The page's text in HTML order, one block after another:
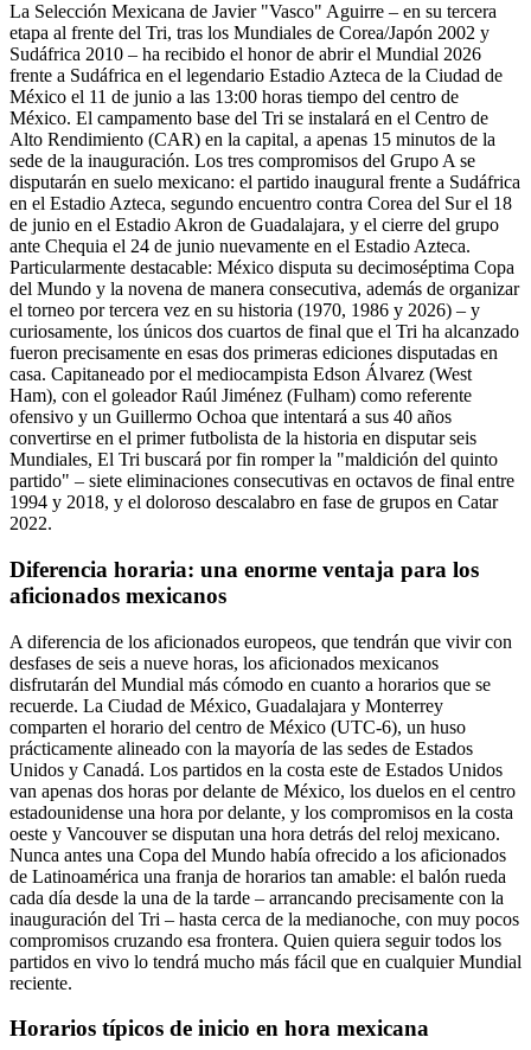
La Selección Mexicana de Javier "Vasco" Aguirre – en su tercera
etapa al frente del Tri, tras los Mundiales de Corea/Japón 2002 y
Sudáfrica 2010 – ha recibido el honor de abrir el Mundial 2026
frente a Sudáfrica en el legendario Estadio Azteca de la Ciudad de
México el 11 de junio a las 13:00 horas tiempo del centro de
México. El campamento base del Tri se instalará en el Centro de
Alto Rendimiento (CAR) en la capital, a apenas 15 minutos de la
sede de la inauguración. Los tres compromisos del Grupo A se
disputarán en suelo mexicano: el partido inaugural frente a Sudáfrica
en el Estadio Azteca, segundo encuentro contra Corea del Sur el 18
de junio en el Estadio Akron de Guadalajara, y el cierre del grupo
ante Chequia el 24 de junio nuevamente en el Estadio Azteca.
Particularmente destacable: México disputa su decimoséptima Copa
del Mundo y la novena de manera consecutiva, además de organizar
el torneo por tercera vez en su historia (1970, 1986 y 2026) – y
curiosamente, los únicos dos cuartos de final que el Tri ha alcanzado
fueron precisamente en esas dos primeras ediciones disputadas en
casa. Capitaneado por el mediocampista Edson Álvarez (West
Ham), con el goleador Raúl Jiménez (Fulham) como referente
ofensivo y un Guillermo Ochoa que intentará a sus 40 años
convertirse en el primer futbolista de la historia en disputar seis
Mundiales, El Tri buscará por fin romper la "maldición del quinto
partido" – siete eliminaciones consecutivas en octavos de final entre
1994 y 2018, y el doloroso descalabro en fase de grupos en Catar
2022.
Diferencia horaria: una enorme ventaja para los
aficionados mexicanos
A diferencia de los aficionados europeos, que tendrán que vivir con
desfases de seis a nueve horas, los aficionados mexicanos
disfrutarán del Mundial más cómodo en cuanto a horarios que se
recuerde. La Ciudad de México, Guadalajara y Monterrey
comparten el horario del centro de México (UTC-6), un huso
prácticamente alineado con la mayoría de las sedes de Estados
Unidos y Canadá. Los partidos en la costa este de Estados Unidos
van apenas dos horas por delante de México, los duelos en el centro
estadounidense una hora por delante, y los compromisos en la costa
oeste y Vancouver se disputan una hora detrás del reloj mexicano.
Nunca antes una Copa del Mundo había ofrecido a los aficionados
de Latinoamérica una franja de horarios tan amable: el balón rueda
cada día desde la una de la tarde – arrancando precisamente con la
inauguración del Tri – hasta cerca de la medianoche, con muy pocos
compromisos cruzando esa frontera. Quien quiera seguir todos los
partidos en vivo lo tendrá mucho más fácil que en cualquier Mundial
reciente.
Horarios típicos de inicio en hora mexicana